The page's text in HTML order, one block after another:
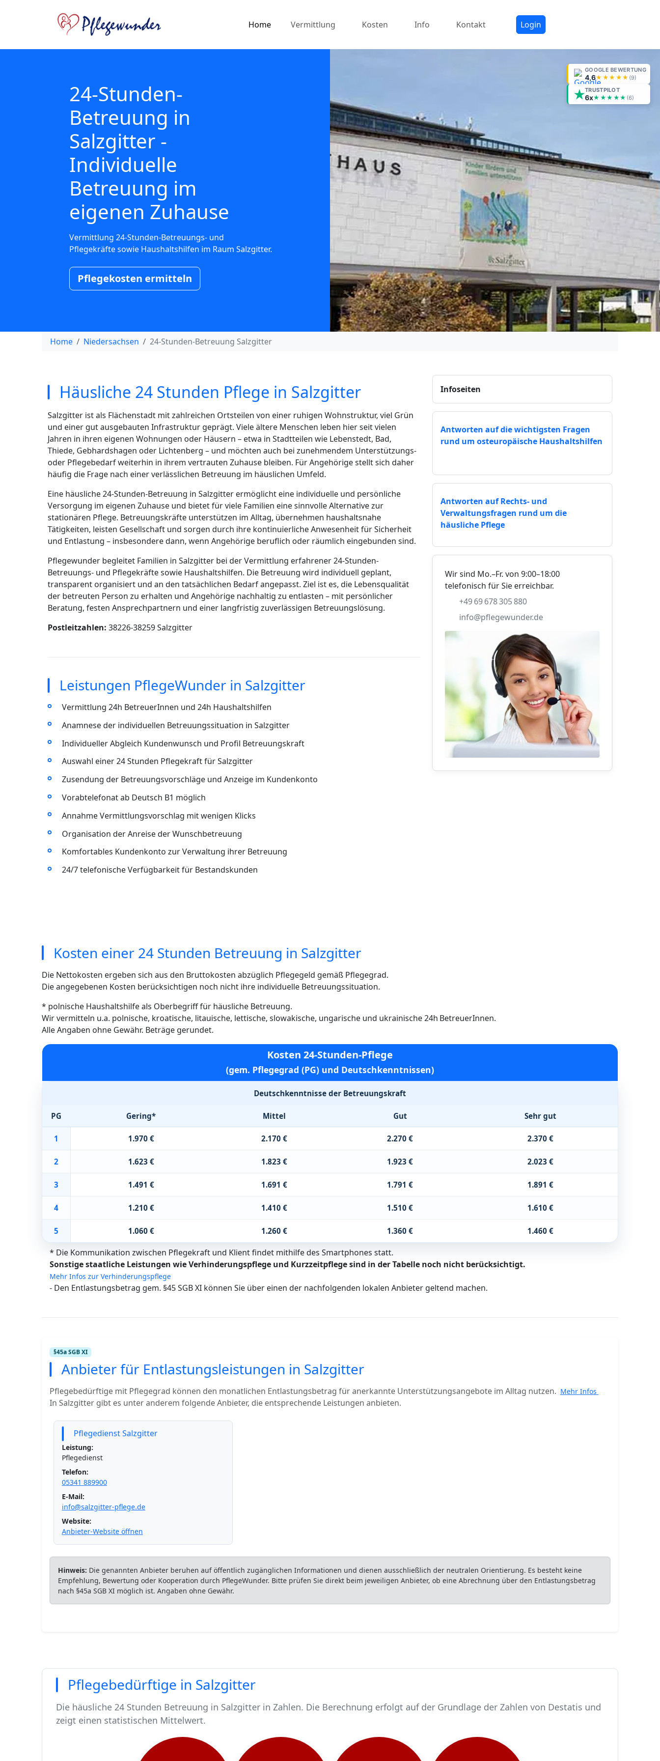
Home Vermittlung Kosten Info Kontakt Login
GOOGLE BEWERTUNG
4,6★★★★★ (9)
TRUSTPILOT
6x★★★★★ (6)
24-Stunden-
Betreuung in
Salzgitter -
Individuelle
Betreuung im
eigenen Zuhause
Vermittlung 24-Stunden-Betreuungs- und
Pflegekräfte sowie Haushaltshilfen im Raum Salzgitter.
Pflegekosten ermitteln
Home Niedersachsen 24-Stunden-Betreuung Salzgitter
Häusliche 24 Stunden Pflege in Salzgitter
Salzgitter ist als Flächenstadt mit zahlreichen Ortsteilen von einer ruhigen Wohnstruktur, viel Grün
und einer gut ausgebauten Infrastruktur geprägt. Viele ältere Menschen leben hier seit vielen
Jahren in ihren eigenen Wohnungen oder Häusern – etwa in Stadtteilen wie Lebenstedt, Bad,
Thiede, Gebhardshagen oder Lichtenberg – und möchten auch bei zunehmendem Unterstützungs-
oder Pflegebedarf weiterhin in ihrem vertrauten Zuhause bleiben. Für Angehörige stellt sich daher
häufig die Frage nach einer verlässlichen Betreuung im häuslichen Umfeld.
Eine häusliche 24-Stunden-Betreuung in Salzgitter ermöglicht eine individuelle und persönliche
Versorgung im eigenen Zuhause und bietet für viele Familien eine sinnvolle Alternative zur
stationären Pflege. Betreuungskräfte unterstützen im Alltag, übernehmen haushaltsnahe
Tätigkeiten, leisten Gesellschaft und sorgen durch ihre kontinuierliche Anwesenheit für Sicherheit
und Entlastung – insbesondere dann, wenn Angehörige beruflich oder räumlich eingebunden sind.
Pflegewunder begleitet Familien in Salzgitter bei der Vermittlung erfahrener 24-Stunden-
Betreuungs- und Pflegekräfte sowie Haushaltshilfen. Die Betreuung wird individuell geplant,
transparent organisiert und an den tatsächlichen Bedarf angepasst. Ziel ist es, die Lebensqualität
der betreuten Person zu erhalten und Angehörige nachhaltig zu entlasten – mit persönlicher
Beratung, festen Ansprechpartnern und einer langfristig zuverlässigen Betreuungslösung.
Postleitzahlen: 38226-38259 Salzgitter
Leistungen PflegeWunder in Salzgitter
Vermittlung 24h BetreuerInnen und 24h Haushaltshilfen
Anamnese der individuellen Betreuungssituation in Salzgitter
Individueller Abgleich Kundenwunsch und Profil Betreuungskraft
Auswahl einer 24 Stunden Pflegekraft für Salzgitter
Zusendung der Betreuungsvorschläge und Anzeige im Kundenkonto
Vorabtelefonat ab Deutsch B1 möglich
Annahme Vermittlungsvorschlag mit wenigen Klicks
Organisation der Anreise der Wunschbetreuung
Komfortables Kundenkonto zur Verwaltung ihrer Betreuung
24/7 telefonische Verfügbarkeit für Bestandskunden
Infoseiten
Antworten auf die wichtigsten Fragen
rund um osteuropäische Haushaltshilfen
Antworten auf Rechts- und
Verwaltungsfragen rund um die
häusliche Pflege
Wir sind Mo.–Fr. von 9:00–18:00
telefonisch für Sie erreichbar.
+49 69 678 305 880
info@pflegewunder.de
Kosten einer 24 Stunden Betreuung in Salzgitter
Die Nettokosten ergeben sich aus den Bruttokosten abzüglich Pflegegeld gemäß Pflegegrad.
Die angegebenen Kosten berücksichtigen noch nicht ihre individuelle Betreuungssituation.
* polnische Haushaltshilfe als Oberbegriff für häusliche Betreuung.
Wir vermitteln u.a. polnische, kroatische, litauische, lettische, slowakische, ungarische und ukrainische 24h BetreuerInnen.
Alle Angaben ohne Gewähr. Beträge gerundet.
Kosten 24-Stunden-Pflege
(gem. Pflegegrad (PG) und Deutschkenntnissen)
Deutschkenntnisse der Betreuungskraft
PG Gering* Mittel Gut Sehr gut
1 1.970 € 2.170 € 2.270 € 2.370 €
2 1.623 € 1.823 € 1.923 € 2.023 €
3 1.491 € 1.691 € 1.791 € 1.891 €
4 1.210 € 1.410 € 1.510 € 1.610 €
5 1.060 € 1.260 € 1.360 € 1.460 €
* Die Kommunikation zwischen Pflegekraft und Klient findet mithilfe des Smartphones statt.
Sonstige staatliche Leistungen wie Verhinderungspflege und Kurzzeitpflege sind in der Tabelle noch nicht berücksichtigt.
Mehr Infos zur Verhinderungspflege
- Den Entlastungsbetrag gem. §45 SGB XI können Sie über einen der nachfolgenden lokalen Anbieter geltend machen.
§45a SGB XI
Anbieter für Entlastungsleistungen in Salzgitter
Pflegebedürftige mit Pflegegrad können den monatlichen Entlastungsbetrag für anerkannte Unterstützungsangebote im Alltag nutzen. Mehr Infos
In Salzgitter gibt es unter anderem folgende Anbieter, die entsprechende Leistungen anbieten.
Pflegedienst Salzgitter
Leistung:
Pflegedienst
Telefon:
05341 889900
E-Mail:
info@salzgitter-pflege.de
Website:
Anbieter-Website öffnen
Hinweis: Die genannten Anbieter beruhen auf öffentlich zugänglichen Informationen und dienen ausschließlich der neutralen Orientierung. Es besteht keine
Empfehlung, Bewertung oder Kooperation durch PflegeWunder. Bitte prüfen Sie direkt beim jeweiligen Anbieter, ob eine Abrechnung über den Entlastungsbetrag
nach §45a SGB XI möglich ist. Angaben ohne Gewähr.
Pflegebedürftige in Salzgitter
Die häusliche 24 Stunden Betreuung in Salzgitter in Zahlen. Die Berechnung erfolgt auf der Grundlage der Zahlen von Destatis und
zeigt einen statistischen Mittelwert.
In Salzgitter leben rund 104970 Menschen.
Von diesen 104970 Einwohnern sind rund 6403 pflegebedürftig.
Ca. 1025 dieser pflegebedürftigen Menschen werden stationär gepflegt*.
Der Großteil der Pflegebedürftigen in Salzgitter, rund 5379 werden häuslich gepflegt.